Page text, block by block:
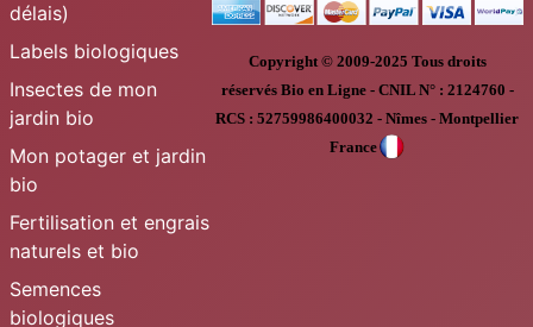
délais)
Labels biologiques
Insectes de mon
jardin bio
Mon potager et jardin
bio
Fertilisation et engrais
naturels et bio
Semences
biologiques
Copyright © 2009-2025 Tous droits
réservésBio en Ligne - CNIL N° : 2124760 -
RCS : 52759986400032 - Nîmes - Montpellier
France